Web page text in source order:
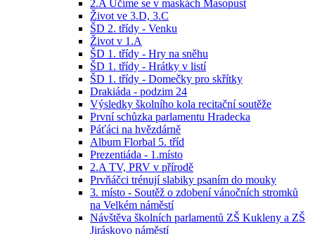
2.A Učíme se v maskách Masopust
Život ve 3.D, 3.C
ŠD 2. třídy - Venku
Život v 1.A
ŠD 1. třídy - Hry na sněhu
ŠD 1. třídy - Hrátky v listí
ŠD 1. třídy - Domečky pro skřítky
Drakiáda - podzim 24
Výsledky školního kola recitační soutěže
První schůzka parlamentu Hradecka
Páťáci na hvězdárně
Album Florbal 5. tříd
Prezentiáda - 1.místo
2.A TV, PRV v přírodě
Prvňáčci trénují slabiky psaním do mouky
3. místo - Soutěž o zdobení vánočních stromků
na Velkém náměstí
Návštěva školních parlamentů ZŠ Kukleny a ZŠ
Jiráskovo náměstí